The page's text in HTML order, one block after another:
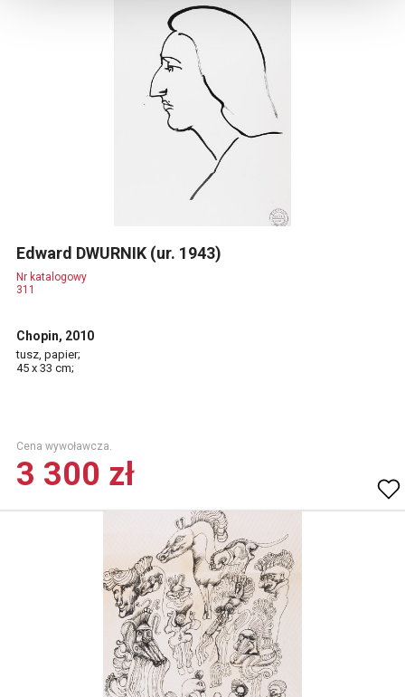
Edward DWURNIK (ur. 1943)
Nr katalogowy
311
Chopin, 2010
tusz, papier;
45 x 33 cm;
Cena wywoławcza.
3 300 zł